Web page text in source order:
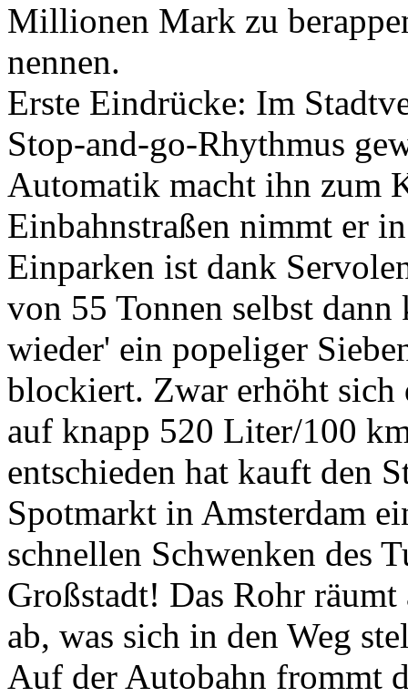
Millionen Mark zu
nennen.
Erste Eindrücke: Im
Stop-and-go-Rhythmus
Automatik macht ihn zum
Einbahnstraßen nimmt er
Einparken ist dank
von 55 Tonnen selbst
wieder' ein popeliger
blockiert. Zwar erhöht
auf knapp 520 Liter/100
entschieden hat kauft den
Spotmarkt in Amsterdam
schnellen Schwenken des
Großstadt! Das Rohr räumt
ab, was sich in den Weg
Auf der Autobahn frommt